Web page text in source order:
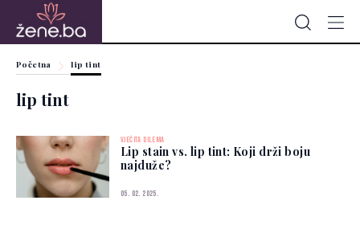
Početna lip tint
lip tint
VJEĆITA DILEMA
Lip stain vs. lip tint: Koji drži boju
najduže?
05. 02. 2025.